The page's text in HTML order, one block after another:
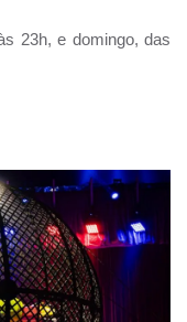
23h, e domingo, das